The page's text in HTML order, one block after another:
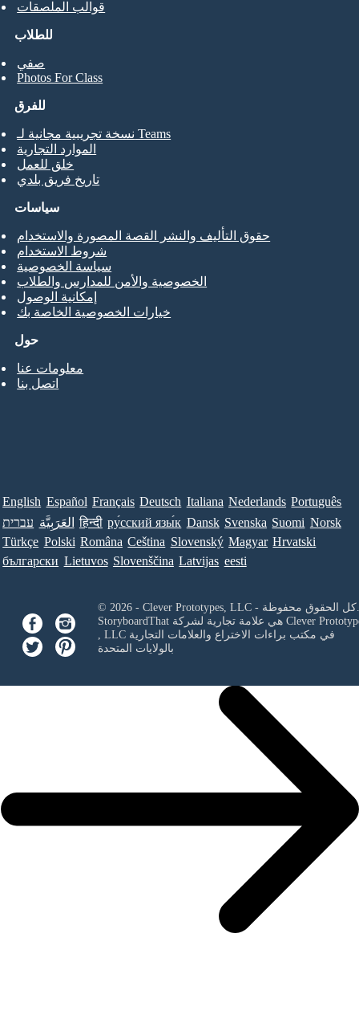
للطلاب
صفي
Photos For Class
قوالب الملصقات
للفرق
نسخة تجريبية مجانية لـ Teams
الموارد التجارية
خلق للعمل
تاريخ فريق بلدي
حول
معلومات عنا
اتصل بنا
سياسات
حقوق التأليف والنشر القصة المصورة والاستخدام
شروط الاستخدام
سياسة الخصوصية
الخصوصية والأمن للمدارس والطلاب
إمكانية الوصول
خيارات الخصوصية الخاصة بك
English Español Français Deutsch Italiana Nederlands Português
עברית العَرَبِيَّة हिन्दी ру́сский язы́к Dansk Svenska Suomi Norsk
Türkçe Polski Româna Ceština Slovenský Magyar Hrvatski
български Lietuvos Slovenščina Latvijas eesti
© 2026 - Clever Prototypes, LLC - كل الحقوق محفوظة.
StoryboardThat هي علامة تجارية لشركة Clever
, LLCفي مكتب براءات الاختراع والعلامات التجارية
بالولايات المتحدة